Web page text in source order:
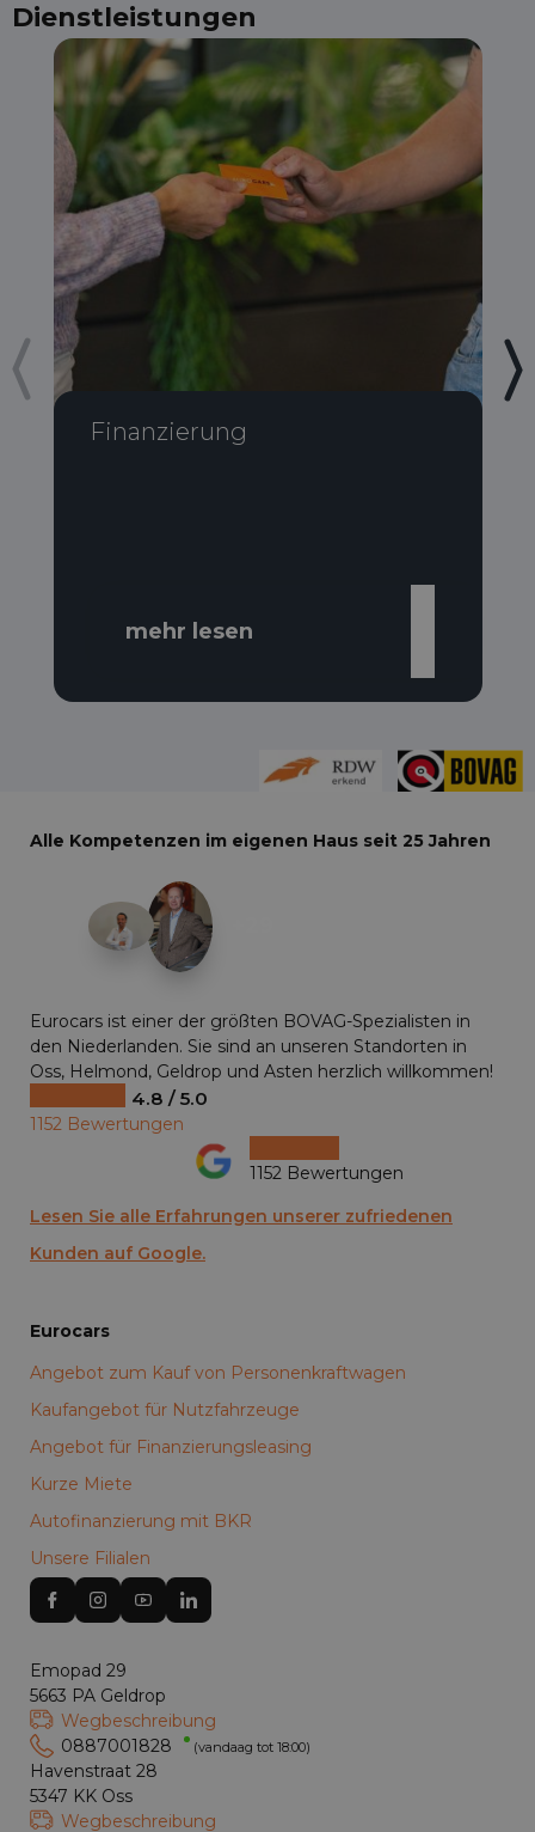
Dienstleistungen
Finanzierung
mehr lesen
Alle Kompetenzen im eigenen Haus seit 25 Jahren
Eurocars ist einer der größten BOVAG-Spezialisten in
den Niederlanden. Sie sind an unseren Standorten in
Oss, Helmond, Geldrop und Asten herzlich willkommen!
4.8 / 5.0
1152 Bewertungen
1152 Bewertungen
Lesen Sie alle Erfahrungen unserer zufriedenen
Kunden auf Google.
Eurocars
Angebot zum Kauf von Personenkraftwagen
Kaufangebot für Nutzfahrzeuge
Angebot für Finanzierungsleasing
Kurze Miete
Autofinanzierung mit BKR
Unsere Filialen
Emopad 29
5663 PA Geldrop
Wegbeschreibung
0887001828
(vandaag tot 18:00)
Havenstraat 28
5347 KK Oss
Wegbeschreibung